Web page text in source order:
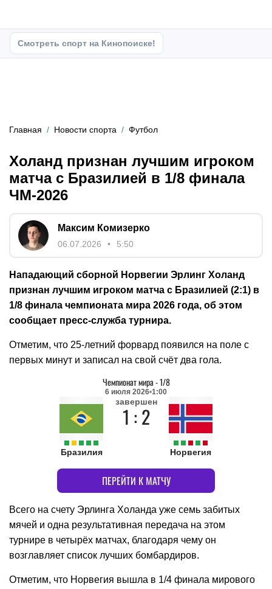
Смотреть спорт на Кинопоиске!
Главная Новости спорта Футбол
Холанд признан лучшим игроком
матча с Бразилией в 1/8 финала
ЧМ-2026
Максим Комизерко
06.07.2026 5:50
Нападающий сборной Норвегии Эрлинг Холанд
признан лучшим игроком матча с Бразилией (2:1) в
1/8 финала чемпионата мира 2026 года, об этом
сообщает пресс-служба турнира.
Отметим, что 25-летний форвард появился на поле с
первых минут и записал на свой счёт два гола.
Чемпионат мира-1/8
6 июля 2026 1:00
Бразилия
завершен
1 : 2
Норвегия
ПЕРЕЙТИ К МАТЧУ
Всего на счету Эрлинга Холанда уже семь забитых
мячей и одна результативная передача на этом
турнире в четырёх матчах, благодаря чему он
возглавляет список лучших бомбардиров.
Отметим, что Норвегия вышла в 1/4 финала мирового